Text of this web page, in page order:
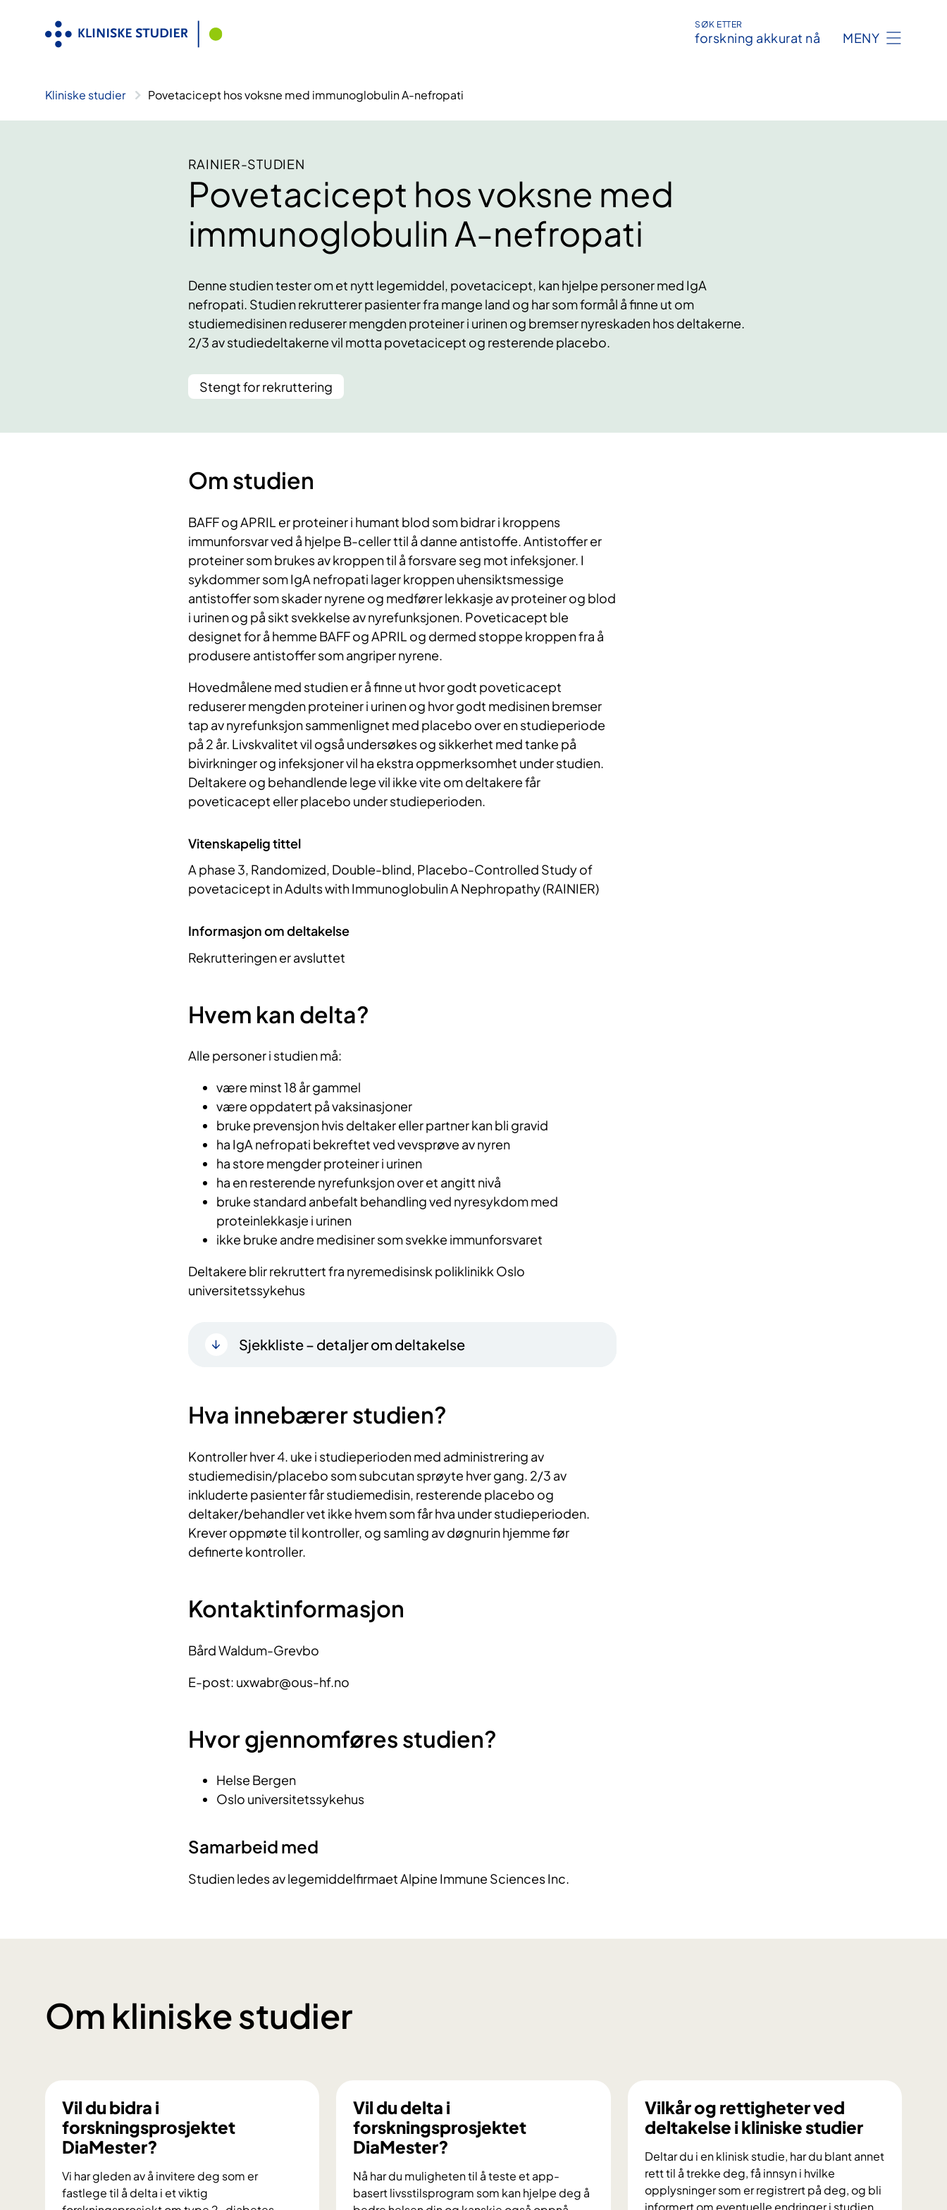
SØK ETTER
forskning akkurat nå MENY
Kliniske studier Povetacicept hos voksne med immunoglobulin A-nefropati
RAINIER-STUDIEN
Povetacicept hos voksne med
immunoglobulin A-nefropati
Denne studien tester om et nytt legemiddel, povetacicept, kan hjelpe personer med IgA
nefropati. Studien rekrutterer pasienter fra mange land og har som formål å finne ut om
studiemedisinen reduserer mengden proteiner i urinen og bremser nyreskaden hos deltakerne.
2/3 av studiedeltakerne vil motta povetacicept og resterende placebo.
Stengt for rekruttering
Om studien
BAFF og APRIL er proteiner i humant blod som bidrar i kroppens
immunforsvar ved å hjelpe B-celler ttil å danne antistoffe. Antistoffer er
proteiner som brukes av kroppen til å forsvare seg mot infeksjoner. I
sykdommer som IgA nefropati lager kroppen uhensiktsmessige
antistoffer som skader nyrene og medfører lekkasje av proteiner og blod
i urinen og på sikt svekkelse av nyrefunksjonen. Poveticacept ble
designet for å hemme BAFF og APRIL og dermed stoppe kroppen fra å
produsere antistoffer som angriper nyrene.
Hovedmålene med studien er å finne ut hvor godt poveticacept
reduserer mengden proteiner i urinen og hvor godt medisinen bremser
tap av nyrefunksjon sammenlignet med placebo over en studieperiode
på 2 år. Livskvalitet vil også undersøkes og sikkerhet med tanke på
bivirkninger og infeksjoner vil ha ekstra oppmerksomhet under studien.
Deltakere og behandlende lege vil ikke vite om deltakere får
poveticacept eller placebo under studieperioden.
Vitenskapelig tittel
A phase 3, Randomized, Double-blind, Placebo-Controlled Study of
povetacicept in Adults with Immunoglobulin A Nephropathy (RAINIER)
Informasjon om deltakelse
Rekrutteringen er avsluttet
Hvem kan delta?
Alle personer i studien må:
være minst 18 år gammel
være oppdatert på vaksinasjoner
bruke prevensjon hvis deltaker eller partner kan bli gravid
ha IgA nefropati bekreftet ved vevsprøve av nyren
ha store mengder proteiner i urinen
ha en resterende nyrefunksjon over et angitt nivå
bruke standard anbefalt behandling ved nyresykdom med
proteinlekkasje i urinen
ikke bruke andre medisiner som svekke immunforsvaret
Deltakere blir rekruttert fra nyremedisinsk poliklinikk Oslo
universitetssykehus
Sjekkliste – detaljer om deltakelse
Hva innebærer studien?
Kontroller hver 4. uke i studieperioden med administrering av
studiemedisin/placebo som subcutan sprøyte hver gang. 2/3 av
inkluderte pasienter får studiemedisin, resterende placebo og
deltaker/behandler vet ikke hvem som får hva under studieperioden.
Krever oppmøte til kontroller, og samling av døgnurin hjemme før
definerte kontroller.
Kontaktinformasjon
Bård Waldum-Grevbo
E-post: uxwabr@ous-hf.no
Hvor gjennomføres studien?
Helse Bergen
Oslo universitetssykehus
Samarbeid med
Studien ledes av legemiddelfirmaet Alpine Immune Sciences Inc.
Om kliniske studier
Vil du bidra i
forskningsprosjektet
DiaMester?
Vi har gleden av å invitere deg som er
fastlege til å delta i et viktig
Vil du delta i
forskningsprosjektet
DiaMester?
Nå har du muligheten til å teste et app-
basert livsstilsprogram som kan hjelpe deg å
Vilkår og rettigheter ved
deltakelse i kliniske studier
Deltar du i en klinisk studie, har du blant annet
rett til å trekke deg, få innsyn i hvilke
opplysninger som er registrert på deg, og bli
informert om eventuelle endringer i studien